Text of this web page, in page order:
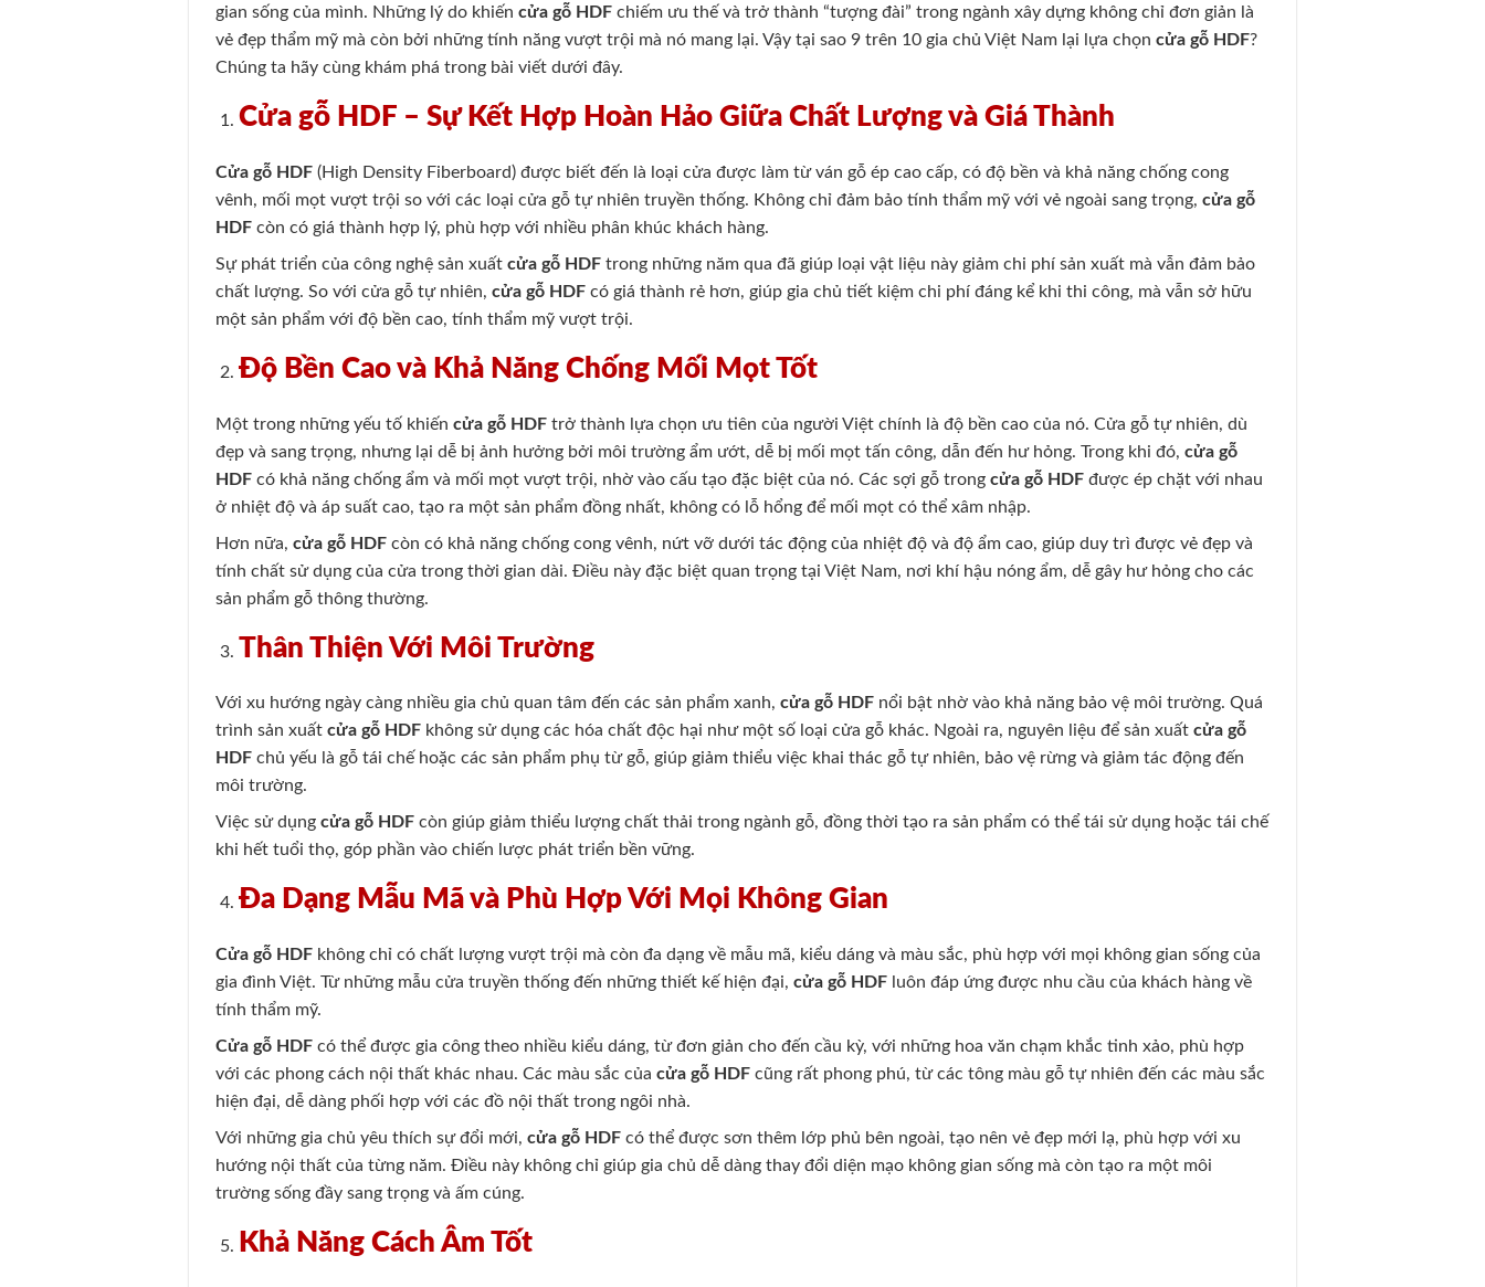
gian sống của mình. Những lý do khiếncửa gỗ HDF chiếm ưu thế và trở thành “tượng đài” trong ngành xây dựng không chỉ đơn giản là
vẻ đẹp thẩm mỹ mà còn bởi những tính năng vượt trội mà nó mang lại. Vậy tại sao 9 trên 10 gia chủ Việt Nam lại lựa chọncửa gỗ HDF?
Chúng ta hãy cùng khám phá trong bài viết dưới đây.
Cửa gỗ HDF – Sự Kết Hợp Hoàn Hảo Giữa Chất Lượng và Giá Thành
Cửa gỗ HDF (High Density Fiberboard) được biết đến là loại cửa được làm từ ván gỗ ép cao cấp, có độ bền và khả năng chống cong
vênh, mối mọt vượt trội so với các loại cửa gỗ tự nhiên truyền thống. Không chỉ đảm bảo tính thẩm mỹ với vẻ ngoài sang trọng,cửa gỗ
HDF còn có giá thành hợp lý, phù hợp với nhiều phân khúc khách hàng.
Sự phát triển của công nghệ sản xuấtcửa gỗ HDF trong những năm qua đã giúp loại vật liệu này giảm chi phí sản xuất mà vẫn đảm bảo
chất lượng. So với cửa gỗ tự nhiên,cửa gỗ HDF có giá thành rẻ hơn, giúp gia chủ tiết kiệm chi phí đáng kể khi thi công, mà vẫn sở hữu
một sản phẩm với độ bền cao, tính thẩm mỹ vượt trội.
Độ Bền Cao và Khả Năng Chống Mối Mọt Tốt
Một trong những yếu tố khiếncửa gỗ HDF trở thành lựa chọn ưu tiên của người Việt chính là độ bền cao của nó. Cửa gỗ tự nhiên, dù
đẹp và sang trọng, nhưng lại dễ bị ảnh hưởng bởi môi trường ẩm ướt, dễ bị mối mọt tấn công, dẫn đến hư hỏng. Trong khi đó,cửa gỗ
HDF có khả năng chống ẩm và mối mọt vượt trội, nhờ vào cấu tạo đặc biệt của nó. Các sợi gỗ trongcửa gỗ HDF được ép chặt với nhau
ở nhiệt độ và áp suất cao, tạo ra một sản phẩm đồng nhất, không có lỗ hổng để mối mọt có thể xâm nhập.
Hơn nữa,cửa gỗ HDF còn có khả năng chống cong vênh, nứt vỡ dưới tác động của nhiệt độ và độ ẩm cao, giúp duy trì được vẻ đẹp và
tính chất sử dụng của cửa trong thời gian dài. Điều này đặc biệt quan trọng tại Việt Nam, nơi khí hậu nóng ẩm, dễ gây hư hỏng cho các
sản phẩm gỗ thông thường.
Thân Thiện Với Môi Trường
Với xu hướng ngày càng nhiều gia chủ quan tâm đến các sản phẩm xanh,cửa gỗ HDF nổi bật nhờ vào khả năng bảo vệ môi trường. Quá
trình sản xuấtcửa gỗ HDF không sử dụng các hóa chất độc hại như một số loại cửa gỗ khác. Ngoài ra, nguyên liệu để sản xuấtcửa gỗ
HDF chủ yếu là gỗ tái chế hoặc các sản phẩm phụ từ gỗ, giúp giảm thiểu việc khai thác gỗ tự nhiên, bảo vệ rừng và giảm tác động đến
môi trường.
Việc sử dụngcửa gỗ HDF còn giúp giảm thiểu lượng chất thải trong ngành gỗ, đồng thời tạo ra sản phẩm có thể tái sử dụng hoặc tái chế
khi hết tuổi thọ, góp phần vào chiến lược phát triển bền vững.
Đa Dạng Mẫu Mã và Phù Hợp Với Mọi Không Gian
Cửa gỗ HDF không chỉ có chất lượng vượt trội mà còn đa dạng về mẫu mã, kiểu dáng và màu sắc, phù hợp với mọi không gian sống của
gia đình Việt. Từ những mẫu cửa truyền thống đến những thiết kế hiện đại,cửa gỗ HDF luôn đáp ứng được nhu cầu của khách hàng về
tính thẩm mỹ.
Cửa gỗ HDF có thể được gia công theo nhiều kiểu dáng, từ đơn giản cho đến cầu kỳ, với những hoa văn chạm khắc tinh xảo, phù hợp
với các phong cách nội thất khác nhau. Các màu sắc củacửa gỗ HDF cũng rất phong phú, từ các tông màu gỗ tự nhiên đến các màu sắc
hiện đại, dễ dàng phối hợp với các đồ nội thất trong ngôi nhà.
Với những gia chủ yêu thích sự đổi mới,cửa gỗ HDF có thể được sơn thêm lớp phủ bên ngoài, tạo nên vẻ đẹp mới lạ, phù hợp với xu
hướng nội thất của từng năm. Điều này không chỉ giúp gia chủ dễ dàng thay đổi diện mạo không gian sống mà còn tạo ra một môi
trường sống đầy sang trọng và ấm cúng.
Khả Năng Cách Âm Tốt